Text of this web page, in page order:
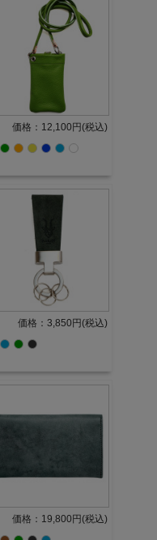
価格：12,100円(税込)
価格：3,850円(税込)
価格：19,800円(税込)